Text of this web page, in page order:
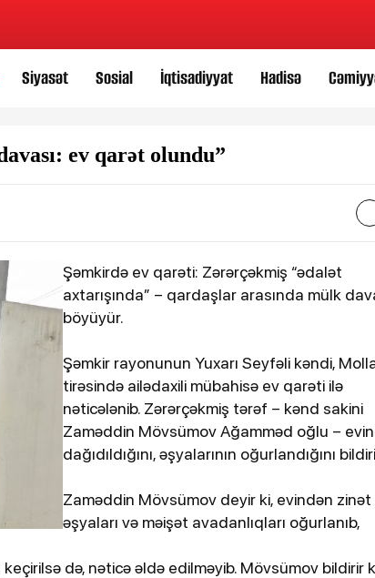
Siyasət Sosial İqtisadiyyat Hadisə
ev qarət olundu”
Şəmkirdə ev qarəti: Zərərçəkmiş “ədalət
axtarışında” – qardaşlar arasında mülk
böyüyür.
Şəmkir rayonunun Yuxarı Seyfəli kəndi,
tirəsində ailədaxili mübahisə ev qarəti ilə
nəticələnib. Zərərçəkmiş tərəf – kənd sakini
Zaməddin Mövsümov Ağamməd oğlu –
dağıdıldığını, əşyalarının oğurlandığını
Zaməddin Mövsümov deyir ki, evindən zinət
əşyaları və məişət avadanlıqları oğurlanıb,
də, nəticə əldə edilməyib. Mövsümov bildirir